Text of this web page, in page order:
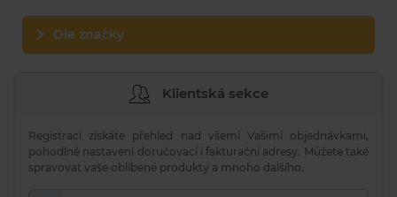
Dle značky
Klientská sekce
Registrací získáte přehled nad všemi Vašimi objednávkami,
pohodlné nastavení doručovací i fakturační adresy. Můžete také
spravovat vaše oblíbené produkty a mnoho dalšího.